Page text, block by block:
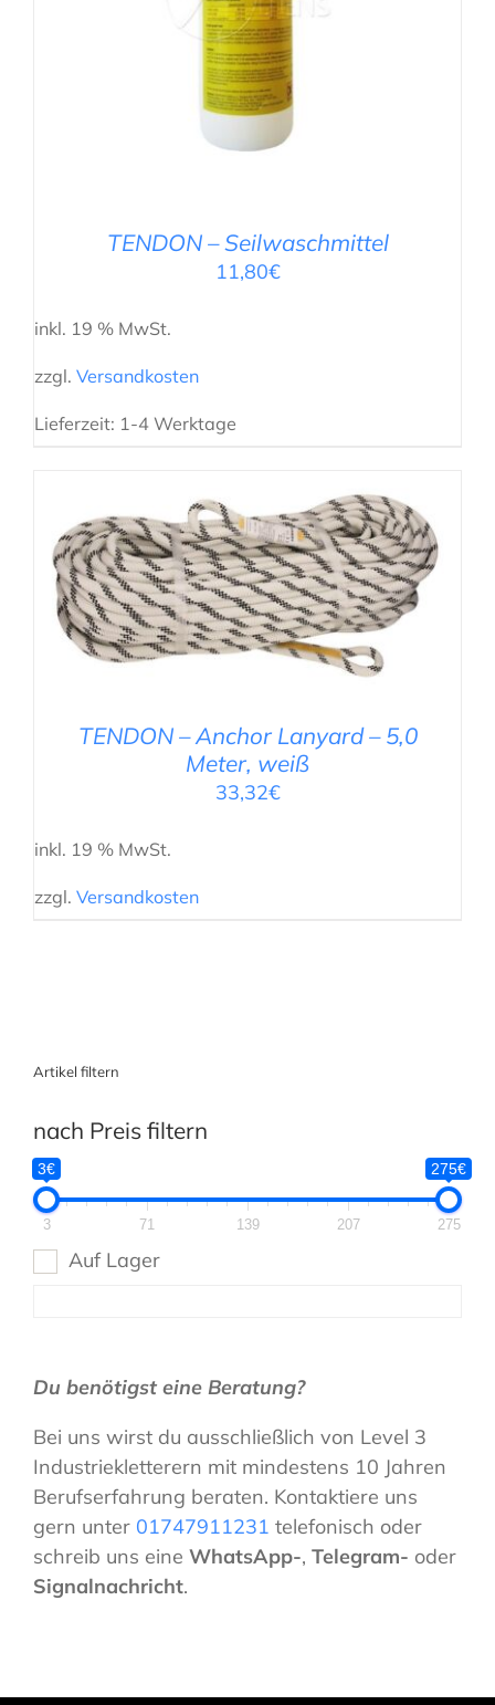
TENDON – Seilwaschmittel
11,80€
inkl. 19 % MwSt.
zzgl. Versandkosten
Lieferzeit: 1-4 Werktage
IN DEN WARENKORB / DETAILS
TENDON – Anchor Lanyard – 5,0
Meter, weiß
33,32€
inkl. 19 % MwSt.
zzgl. Versandkosten
Artikel filtern
nach Preis filtern
3€ 275€
3 71 139 207 275
Auf Lager
Du benötigst eine Beratung?
Bei uns wirst du ausschließlich von Level 3
Industriekletterern mit mindestens 10 Jahren
Berufserfahrung beraten. Kontaktiere uns
gern unter 01747911231 telefonisch oder
schreib uns eine WhatsApp-, Telegram- oder
Signalnachricht.